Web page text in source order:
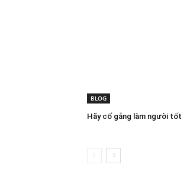
BLOG
Hãy cố gắng làm người tốt